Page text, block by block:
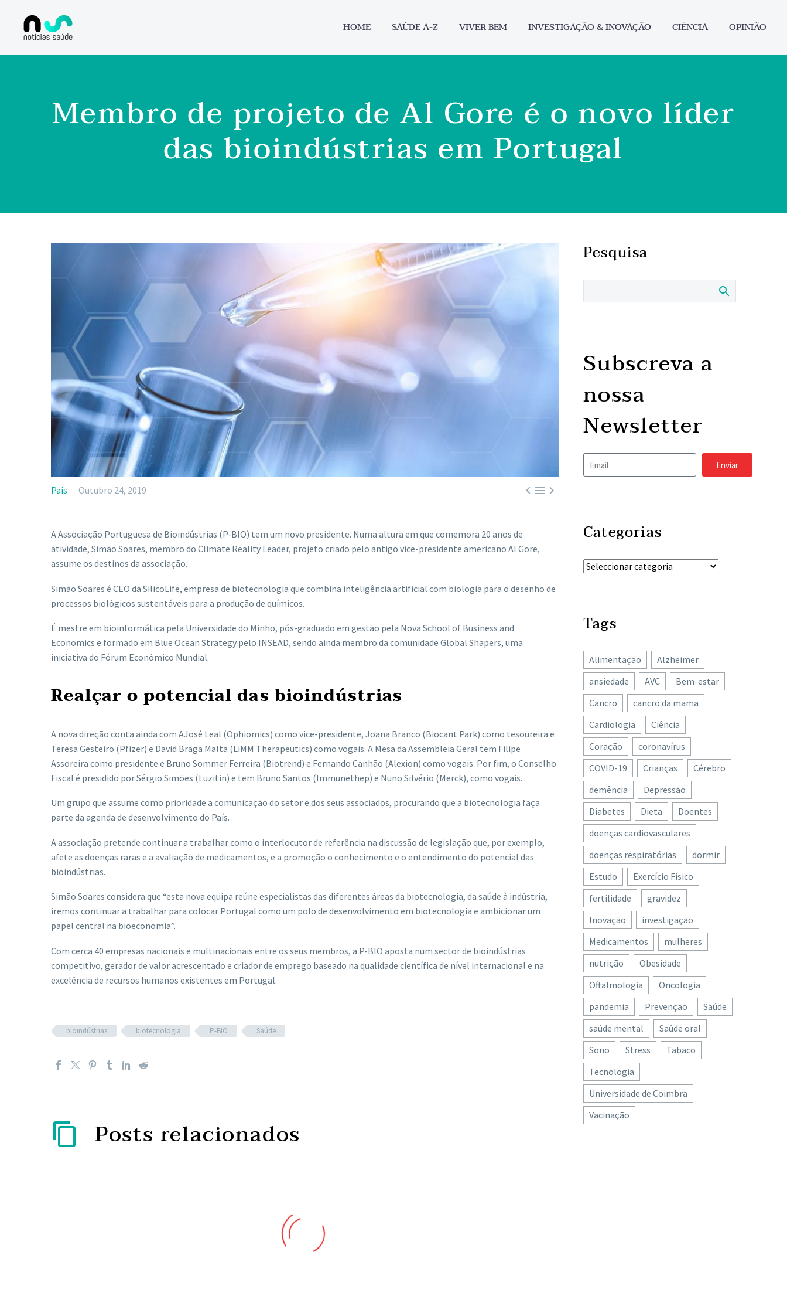
HOME SAÚDE A-Z VIVER BEM INVESTIGAÇÃO & INOVAÇÃO CIÊNCIA OPINIÃO
Membro de projeto de Al Gore é o novo líder
das bioindústrias em Portugal

País Outubro 24, 2019
A Associação Portuguesa de Bioindústrias (P-BIO) tem um novo presidente. Numa altura em que comemora 20 anos de
atividade, Simão Soares, membro do Climate Reality Leader, projeto criado pelo antigo vice-presidente americano Al Gore,
assume os destinos da associação.
Simão Soares é CEO da SilicoLife, empresa de biotecnologia que combina inteligência artificial com biologia para o desenho de
processos biológicos sustentáveis para a produção de químicos.
É mestre em bioinformática pela Universidade do Minho, pós-graduado em gestão pela Nova School of Business and
Economics e formado em Blue Ocean Strategy pelo INSEAD, sendo ainda membro da comunidade Global Shapers, uma
iniciativa do Fórum Económico Mundial.
Realçar o potencial das bioindústrias
A nova direção conta ainda com AJosé Leal (Ophiomics) como vice-presidente, Joana Branco (Biocant Park) como tesoureira e
Teresa Gesteiro (Pfizer) e David Braga Malta (LiMM Therapeutics) como vogais. A Mesa da Assembleia Geral tem Filipe
Assoreira como presidente e Bruno Sommer Ferreira (Biotrend) e Fernando Canhão (Alexion) como vogais. Por fim, o Conselho
Fiscal é presidido por Sérgio Simões (Luzitin) e tem Bruno Santos (Immunethep) e Nuno Silvério (Merck), como vogais.
Um grupo que assume como prioridade a comunicação do setor e dos seus associados, procurando que a biotecnologia faça
parte da agenda de desenvolvimento do País.
A associação pretende continuar a trabalhar como o interlocutor de referência na discussão de legislação que, por exemplo,
afete as doenças raras e a avaliação de medicamentos, e a promoção o conhecimento e o entendimento do potencial das
bioindústrias.
Simão Soares considera que “esta nova equipa reúne especialistas das diferentes áreas da biotecnologia, da saúde à indústria,
iremos continuar a trabalhar para colocar Portugal como um polo de desenvolvimento em biotecnologia e ambicionar um
papel central na bioeconomia”.
Com cerca 40 empresas nacionais e multinacionais entre os seus membros, a P-BIO aposta num sector de bioindústrias
competitivo, gerador de valor acrescentado e criador de emprego baseado na qualidade científica de nível internacional e na
excelência de recursos humanos existentes em Portugal.
bioindústrias biotecnologia P-BIO Saúde
Posts relacionados
Pesquisa
Subscreva a
nossa
Newsletter
Enviar
Categorias
Tags
Alimentação
Alzheimer
ansiedade
AVC
Bem-estar
Cancro
cancro da mama
Cardiologia
Ciência
Coração
coronavírus
COVID-19
Crianças
Cérebro
demência
Depressão
Diabetes
Dieta
Doentes
doenças cardiovasculares
doenças respiratórias
dormir
Estudo
Exercício Físico
fertilidade
gravidez
Inovação
investigação
Medicamentos
mulheres
nutrição
Obesidade
Oftalmologia
Oncologia
pandemia
Prevenção
Saúde
saúde mental
Saúde oral
Sono
Stress
Tabaco
Tecnologia
Universidade de Coimbra
Vacinação